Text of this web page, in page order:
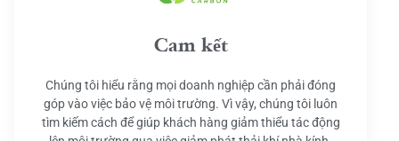
Cam kết
Chúng tôi hiểu rằng mọi doanh nghiệp cần phải đóng
góp vào việc bảo vệ môi trường. Vì vậy, chúng tôi luôn
tìm kiếm cách để giúp khách hàng giảm thiểu tác động